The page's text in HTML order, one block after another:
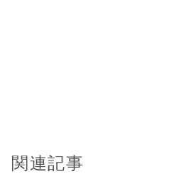
関連記事